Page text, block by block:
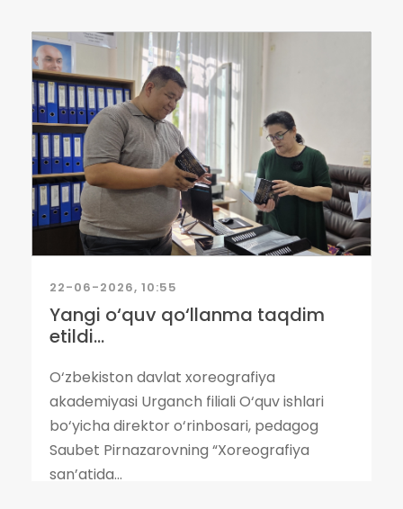
22-06-2026, 10:55
Yangi o‘quv qo‘llanma taqdim
etildi...
O‘zbekiston davlat xoreografiya
akademiyasi Urganch filiali O‘quv ishlari
bo‘yicha direktor o‘rinbosari, pedagog
Saubet Pirnazarovning “Xoreografiya
san’atida...